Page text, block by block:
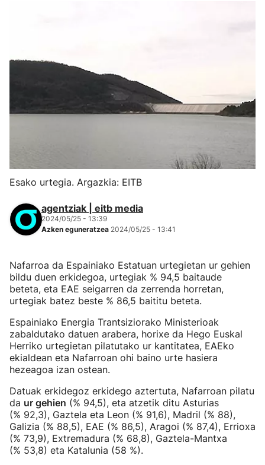
Esako urtegia. Argazkia: EITB
agentziak | eitb media
2024/05/25 - 13:39
Azken eguneratzea 2024/05/25 - 13:41
Nafarroa da Espainiako Estatuan urtegietan ur gehien
bildu duen erkidegoa, urtegiak % 94,5 baitaude
beteta, eta EAE seigarren da zerrenda horretan,
urtegiak batez beste % 86,5 baititu beteta.
Espainiako Energia Trantsiziorako Ministerioak
zabaldutako datuen arabera, horixe da Hego Euskal
Herriko urtegietan pilatutako ur kantitatea, EAEko
ekialdean eta Nafarroan ohi baino urte hasiera
hezeagoa izan ostean.
Datuak erkidegoz erkidego aztertuta, Nafarroan pilatu
da ur gehien (% 94,5), eta atzetik ditu Asturias
(% 92,3), Gaztela eta Leon (% 91,6), Madril (% 88),
Galizia (% 88,5), EAE (% 86,5), Aragoi (% 87,4), Errioxa
(% 73,9), Extremadura (% 68,8), Gaztela-Mantxa
(% 53,8) eta Katalunia (58 %).